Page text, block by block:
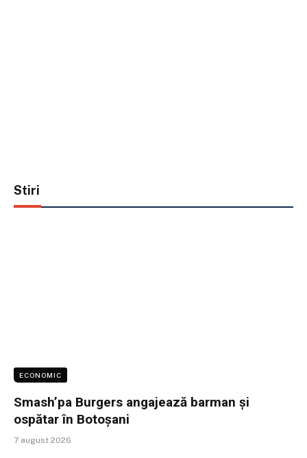
Stiri
ECONOMIC
Smash’pa Burgers angajează barman și
ospătar în Botoșani
7 august 2026